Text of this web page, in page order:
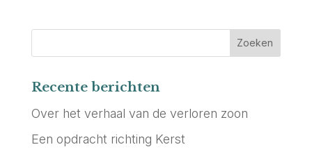
Recente berichten
Over het verhaal van de verloren zoon
Een opdracht richting Kerst